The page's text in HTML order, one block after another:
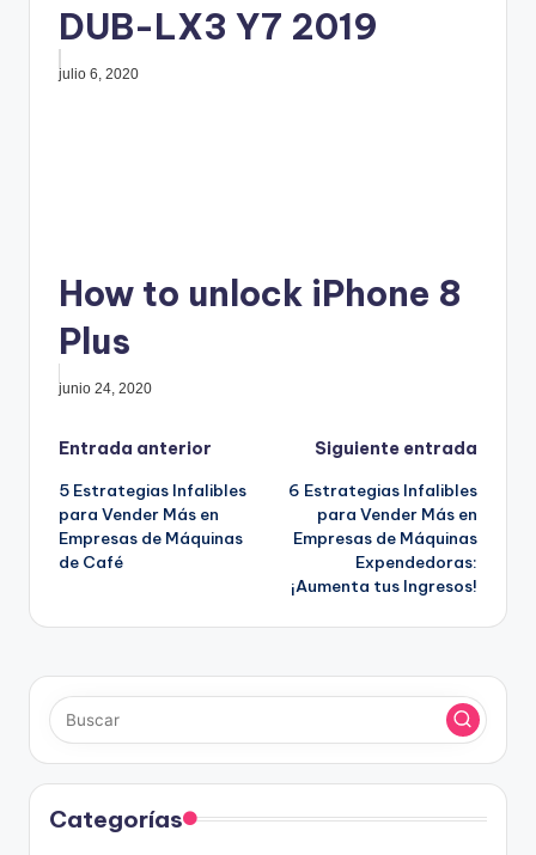
DUB-LX3 Y7 2019
julio 6, 2020
How to unlock iPhone 8
Plus
junio 24, 2020
Navegación
de
entradas
Entrada anterior
5 Estrategias Infalibles
para Vender Más en
Empresas de Máquinas
de Café
Siguiente entrada
6 Estrategias Infalibles
para Vender Más en
Empresas de Máquinas
Expendedoras:
¡Aumenta tus Ingresos!
Categorías